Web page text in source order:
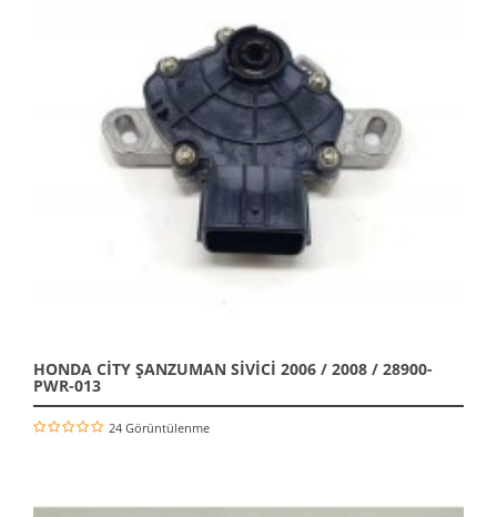
HONDA CİTY ŞANZUMAN SİVİCİ 2006 / 2008 / 28900-
PWR-013
24 Görüntülenme